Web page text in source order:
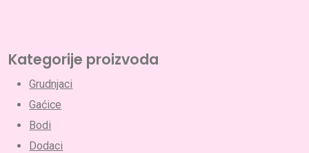
Kategorije proizvoda
Grudnjaci
Gaćice
Bodi
Dodaci